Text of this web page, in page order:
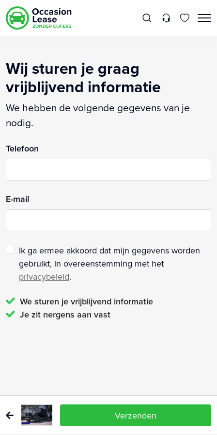
Wij sturen je graag
vrijblijvend informatie
We hebben de volgende gegevens van je
nodig.
Telefoon
E-mail
Ik ga ermee akkoord dat mijn gegevens worden
gebruikt, in overeenstemming met het
privacybeleid.
We sturen je vrijblijvend informatie
Je zit nergens aan vast
Verzenden